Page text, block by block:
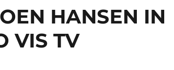
HANSEN IN
VIS TV